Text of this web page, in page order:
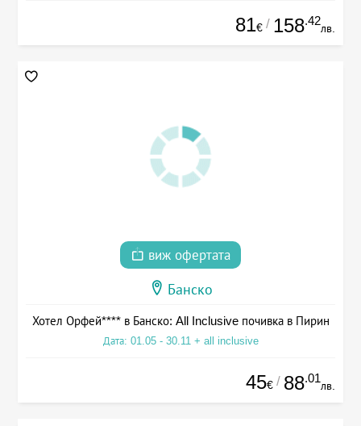
81€ / 158.42
лв.
виж офертата
Банско
Хотел Орфей**** в Банско: All Inclusive почивка в Пирин
Дата: 01.05 - 30.11 + all inclusive
45€ / 88.01
лв.